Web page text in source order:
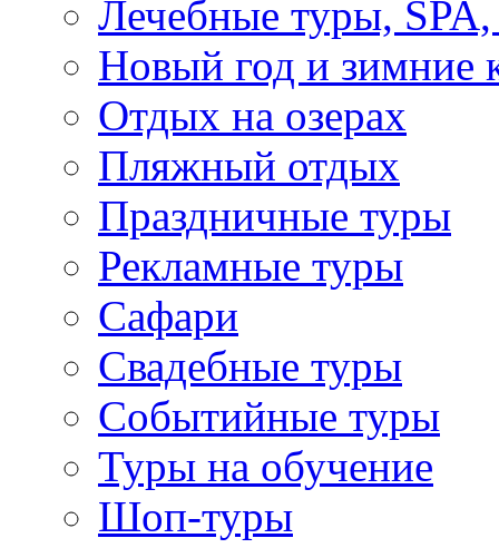
Лечебные туры, SPA,
Новый год и зимние
Отдых на озерах
Пляжный отдых
Праздничные туры
Рекламные туры
Сафари
Свадебные туры
Событийные туры
Туры на обучение
Шоп-туры